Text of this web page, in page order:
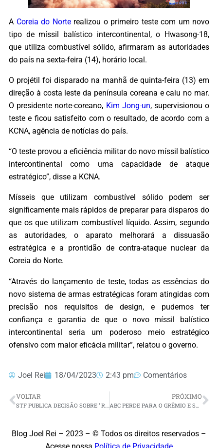
A Coreia do Norterealizou o primeiro teste com um novo
tipo de míssil balístico intercontinental, o Hwasong-18,
que utiliza combustível sólido, afirmaram as autoridades
do país na sexta-feira (14), horário local.
O projétil foi disparado na manhã de quinta-feira (13) em
direção à costa leste da península coreana e caiu no mar.
O presidente norte-coreano, Kim Jong-un, supervisionou o
teste e ficou satisfeito com o resultado, de acordo com a
KCNA, agência de notícias do país.
“O teste provou a eficiência militar do novo míssil balístico
intercontinental como uma capacidade de ataque
estratégico”, disse a KCNA.
Mísseis que utilizam combustível sólido podem ser
significamente mais rápidos de preparar para disparos do
que os que utilizam combustível líquido. Assim, segundo
as autoridades, o aparato melhorará a dissuasão
estratégica e a prontidão de contra-ataque nuclear da
Coreia do Norte.
“Através do lançamento de teste, todas as essências do
novo sistema de armas estratégicas foram atingidas com
precisão nos requisitos de design, e pudemos ter
confiança e garantia de que o novo míssil balístico
intercontinental seria um poderoso meio estratégico
ofensivo com maior eficácia militar”, relatou o governo.
Joel Rei 18/04/2023 2:43 pm Comentários
VOLTAR PRÓXIMO
Blog Joel Rei – 2023 – © Todos os direitos reservados –